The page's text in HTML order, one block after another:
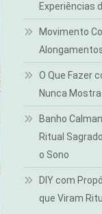
Experiências
Movimento
O Que Fazer
Nunca
Banho
Ritual
o Sono
DIY com
que Viram